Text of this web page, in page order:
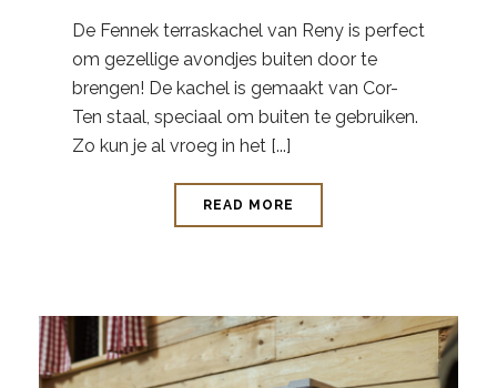
De Fennek terraskachel van Reny is perfect
om gezellige avondjes buiten door te
brengen! De kachel is gemaakt van Cor-
Ten staal, speciaal om buiten te gebruiken.
Zo kun je al vroeg in het [...]
READ MORE